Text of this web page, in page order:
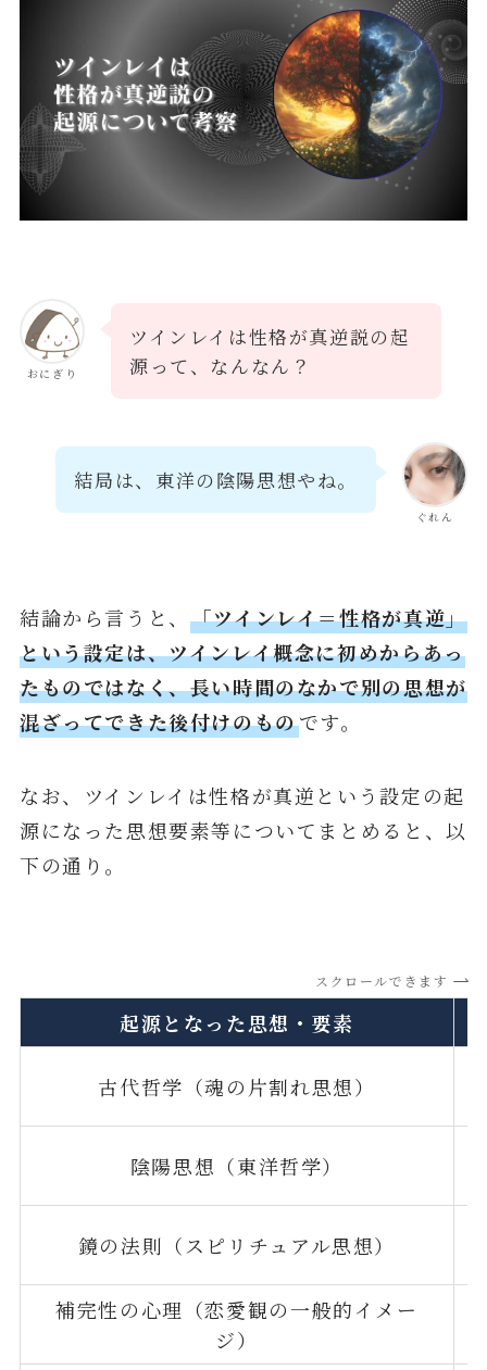
おにぎり
ツインレイは性格が真逆説の起
源って、なんなん？
ぐれん
結局は、東洋の陰陽思想やね。
結論から言うと、 「ツインレイ＝性格が真逆」
という設定は、ツインレイ概念に初めからあっ
たものではなく、長い時間のなかで別の思想が
混ざってできた後付けのものです。
なお、ツインレイは性格が真逆という設定の起
源になった思想要素等についてまとめると、以
下の通り。
スクロールできます
起源となった思想・要素
古代哲学（魂の片割れ思想）
陰陽思想（東洋哲学）
鏡の法則（スピリチュアル思想）
補完性の心理（恋愛観の一般的イメー
ジ）